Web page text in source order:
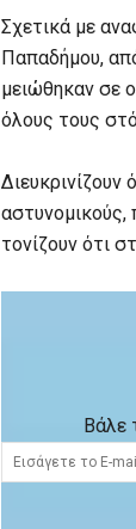
Σχετικά με
Παπαδήμου,
μειώθηκαν σε
όλους τους
τονίζουν ότι
Βάλε